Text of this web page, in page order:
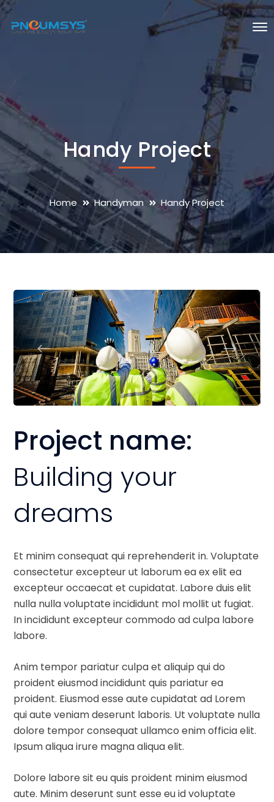
Handy Project
Home Handyman Handy Project
Project name:
Building your
dreams
Et minim consequat qui reprehenderit in. Voluptate
consectetur excepteur ut laborum ea ex elit ea
excepteur occaecat et cupidatat. Labore duis elit
nulla nulla voluptate incididunt mol mollit ut fugiat.
In incididunt excepteur commodo ad culpa labore
labore.
Anim tempor pariatur culpa et aliquip qui do
proident eiusmod incididunt quis pariatur ea
proident. Eiusmod esse aute cupidatat ad Lorem
qui aute veniam deserunt laboris. Ut voluptate nulla
dolore tempor consequat ullamco enim officia elit.
Ipsum aliqua irure magna aliqua elit.
Dolore labore sit eu quis proident minim eiusmod
aute. Minim deserunt sunt esse eu id voluptate